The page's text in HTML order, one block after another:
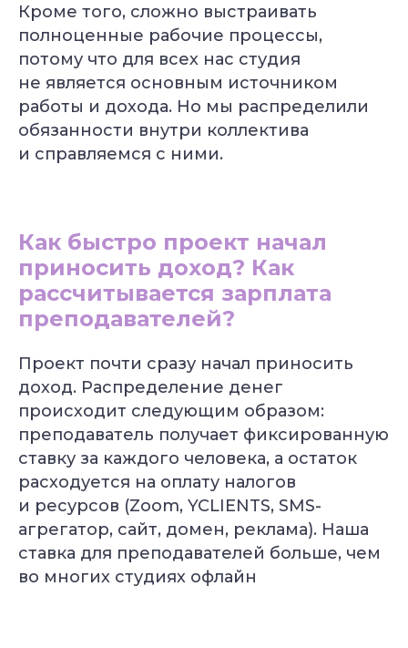
Кроме того, сложно выстраивать
полноценные рабочие процессы,
потому что для всех нас студия
не является основным источником
работы и дохода. Но мы распределили
обязанности внутри коллектива
и справляемся с ними.
Как быстро проект начал
приносить доход? Как
рассчитывается зарплата
преподавателей?
Проект почти сразу начал приносить
доход. Распределение денег
происходит следующим образом:
преподаватель получает фиксированную
ставку за каждого человека, а остаток
расходуется на оплату налогов
и ресурсов (Zoom, YCLIENTS, SMS-
агрегатор, сайт, домен, реклама). Наша
ставка для преподавателей больше, чем
во многих студиях офлайн